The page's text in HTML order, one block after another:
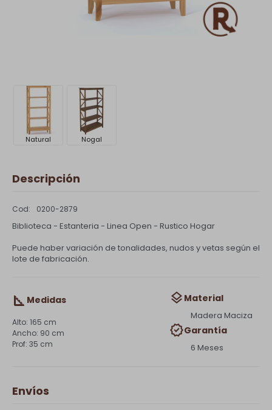
Natural Nogal
Descripción
0200-2879
Biblioteca - Estanteria - Linea Open - Rustico Hogar
Puede haber variación de tonalidades, nudos y vetas según el
lote de fabricación.
Medidas
165 cm
90 cm
35 cm
Material
Madera Maciza
Garantía
6 Meses
Envíos